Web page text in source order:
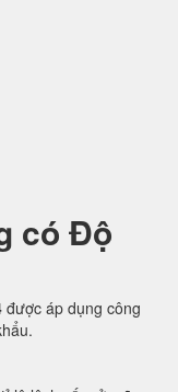
có Độ
được áp dụng công